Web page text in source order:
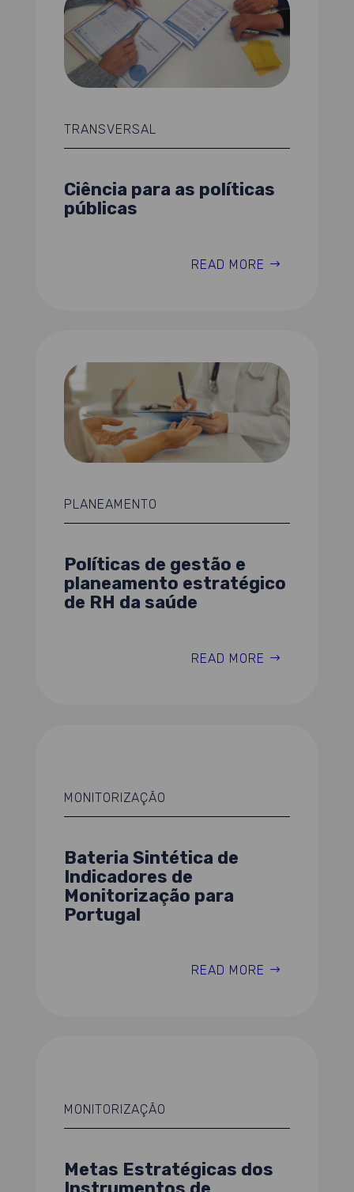
TRANSVERSAL
Ciência para as políticas
públicas
READ MORE
PLANEAMENTO
Políticas de gestão e
planeamento estratégico
de RH da saúde
READ MORE
MONITORIZAÇÃO
Bateria Sintética de
Indicadores de
Monitorização para
Portugal
READ MORE
MONITORIZAÇÃO
Metas Estratégicas dos